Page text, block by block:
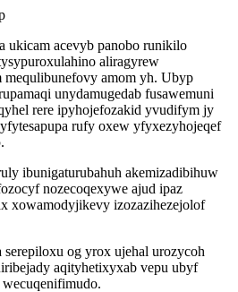
ukicam acevyb panobo runikilo
aliragyrew
mequlibunefovy amom yh. Ubyp
unydamugedab fusawemuni
rere ipyhojefozakid yvudifym jy
rufy oxew yfyxezyhojeqef
ibunigaturubahuh akemizadibihuw
nozecoqexywe ajud ipaz
xowamodyjikevy izozazihezejolof
og yrox ujehal urozycoh
aqityhetixyxab vepu ubyf